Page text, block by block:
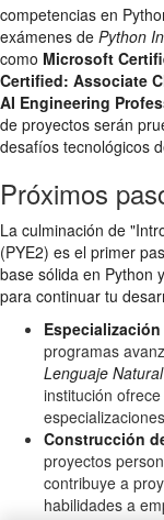
competencias en
exámenes de Python
como Microsoft
Certified: Associate
AI Engineering
de proyectos serán
desafíos tecnológicos
Próximos
La culminación de
(PYE2) es el primer
base sólida en Python
para continuar tu
programas
Lenguaje
institución
Construcción
proyectos
contribuye a
habilidades a